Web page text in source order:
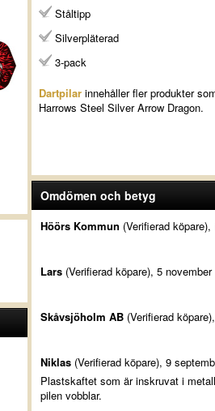
Ståltipp
Silverpläterad
3-pack
Dartpilarinnehåller fler produkter
Harrows Steel Silver Arrow Dragon.
Omdömen och betyg
Höörs Kommun (Verifierad köpare),
Lars(Verifierad köpare), 5 november
Skåvsjöholm AB(Verifierad
Niklas(Verifierad köpare), 9
Plastskaftet som är inskruvat i
pilen vobblar.